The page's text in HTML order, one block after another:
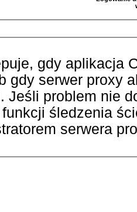
gdy aplikacja
gdy serwer proxy
Jeśli problem nie
śledzenia
serwera